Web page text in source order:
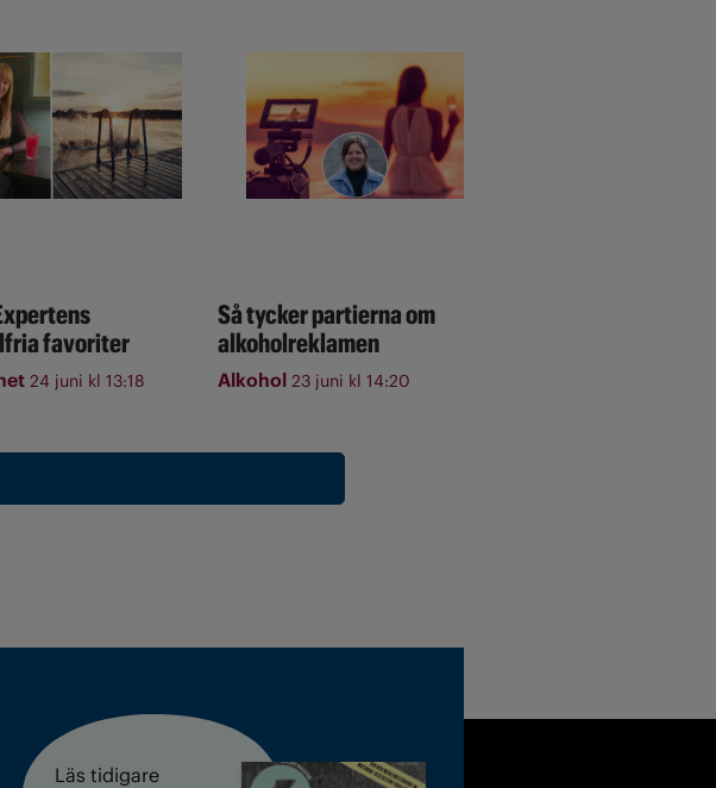
favoriter
24 juni kl 13:18
Så tycker partierna om
alkoholreklamen
Alkohol 23 juni kl 14:20
Läs tidigare